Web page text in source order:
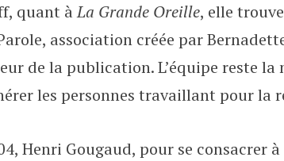
quant àLa Grande Oreille, elle
association créée par
de la publication. L’équipe reste la
les personnes travaillant pour la
Henri Gougaud, pour se consacrer